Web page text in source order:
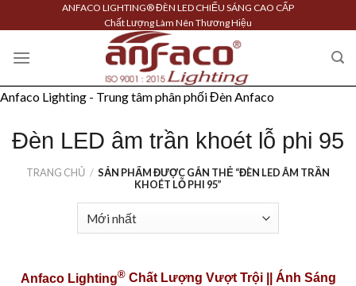
to
content
ANFACO LIGHTING® ĐÈN LED CHIẾU SÁNG CAO CẤP
Chất Lượng Làm Nên Thương Hiệu
Anfaco Lighting - Trung tâm phân phối Đèn Anfaco
Đèn LED âm trần khoét lỗ phi 95
TRANG CHỦ / SẢN PHẨM ĐƯỢC GẮN THẺ “ĐÈN LED ÂM TRẦN
KHOÉT LỖ PHI 95”
Anfaco Lighting® Chất Lượng Vượt Trội || Ánh Sáng